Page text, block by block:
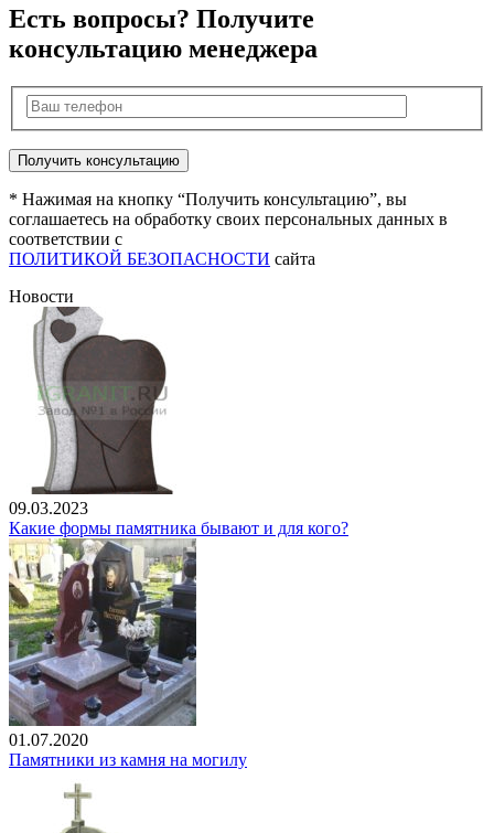
Есть вопросы? Получите
консультацию менеджера
* Нажимая на кнопку “Получить консультацию”, вы
соглашаетесь на обработку своих персональных данных в
соответствии с
ПОЛИТИКОЙ БЕЗОПАСНОСТИ сайта
Новости
09.03.2023
Какие формы памятника бывают и для кого?
01.07.2020
Памятники из камня на могилу